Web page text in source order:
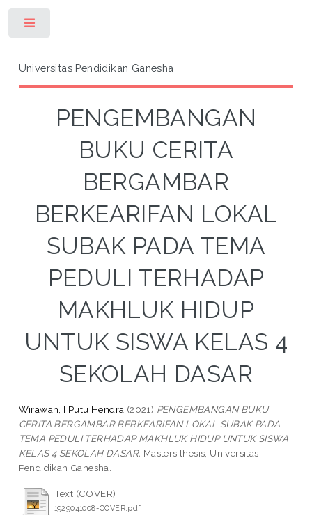
Universitas Pendidikan Ganesha
PENGEMBANGAN
BUKU CERITA
BERGAMBAR
BERKEARIFAN LOKAL
SUBAK PADA TEMA
PEDULI TERHADAP
MAKHLUK HIDUP
UNTUK SISWA KELAS 4
SEKOLAH DASAR
Wirawan, I Putu Hendra (2021) PENGEMBANGAN BUKU
CERITA BERGAMBAR BERKEARIFAN LOKAL SUBAK PADA
TEMA PEDULI TERHADAP MAKHLUK HIDUP UNTUK SISWA
KELAS 4 SEKOLAH DASAR. Masters thesis, Universitas
Pendidikan Ganesha.
Text (COVER)
1929041008-COVER.pdf